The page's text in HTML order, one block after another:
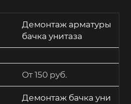
Демонтаж арматуры
бачка унитаза
От 150 руб.
Демонтаж бачка уни